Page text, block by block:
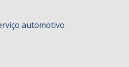
automotivo